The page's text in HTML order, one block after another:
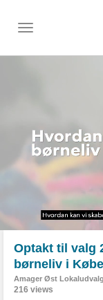
Toggle
Optakt til valg
børneliv i
Amager Øst Lokaludvalg
216 views